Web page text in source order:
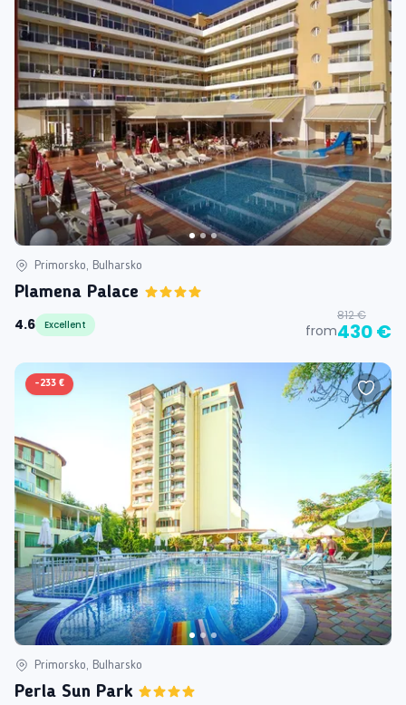
Primorsko, Bulharsko
Plamena Palace
4.6
Excellent from
812 €
430 €
-233 €
Primorsko, Bulharsko
Perla Sun Park